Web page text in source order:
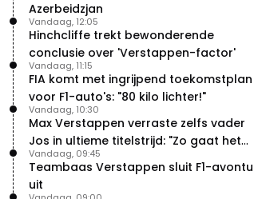
Azerbeidzjan
Hinchcliffe trekt bewonderende
conclusie over 'Verstappen-factor'
Vandaag, 12:05
FIA komt met ingrijpend toekomstplan
voor F1-auto's: "80 kilo lichter!"
Vandaag, 11:15
Max Verstappen verraste zelfs vader
Jos in ultieme titelstrijd: "Zo gaat het
altijd!"
Vandaag, 10:30
Teambaas Verstappen sluit F1-
uit
Vandaag, 09:45